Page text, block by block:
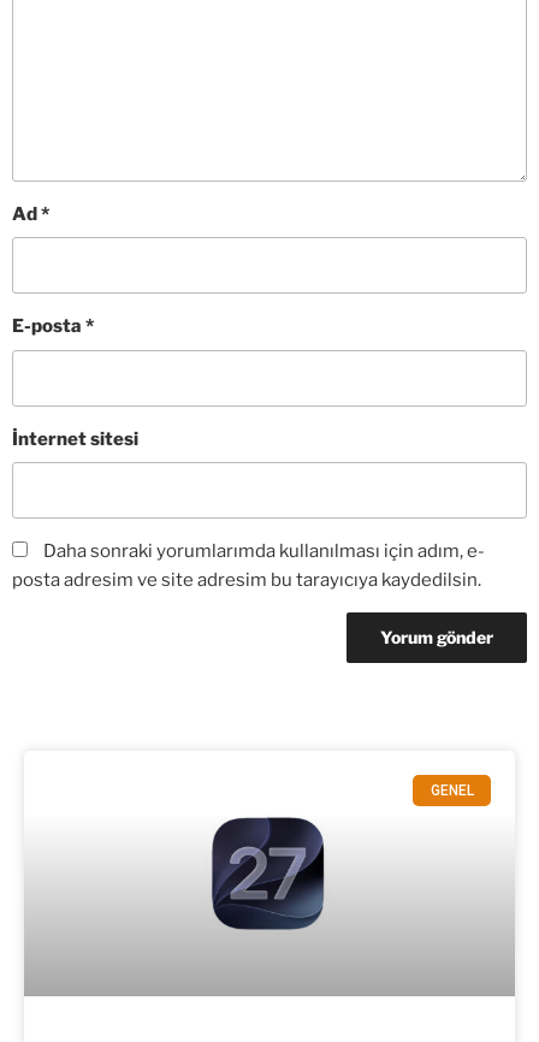
Ad*
E-posta *
İnternet sitesi
Daha sonraki yorumlarımda kullanılması için adım, e-
posta adresim ve site adresim bu tarayıcıya kaydedilsin.
GENEL